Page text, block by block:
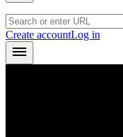
Create accountLog in